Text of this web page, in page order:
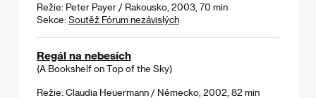
Režie: Peter Payer / Rakousko, 2003, 70 min
Sekce: Soutěž Fórum nezávislých
Regál na nebesích
(A Bookshelf on Top of the Sky)
Režie: Claudia Heuermann / Německo, 2002, 82 min